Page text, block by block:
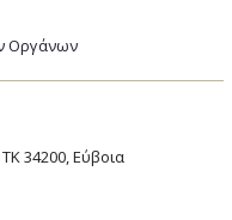
Οργάνων
34200, Εύβοια